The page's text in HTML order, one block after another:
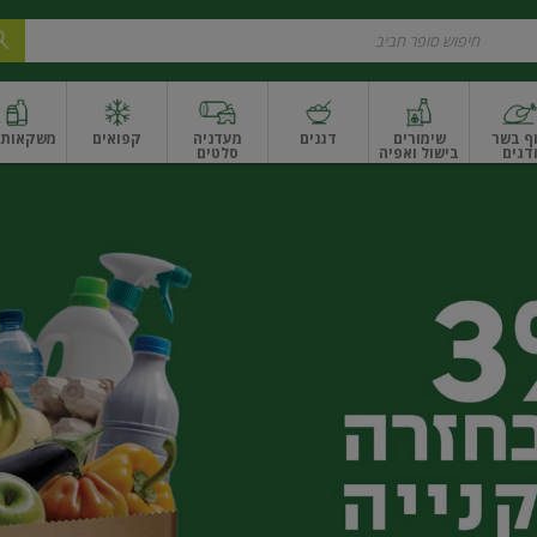
בשר
ודגים
שימורים
בישול ואפיה
דגנים מעדניה
סלטים
ונקניקים
קפואים משקאות
ואגוזיםפירות יבשים ארוזפירות יבשים בתפזורתפיצוחים, אגוזים